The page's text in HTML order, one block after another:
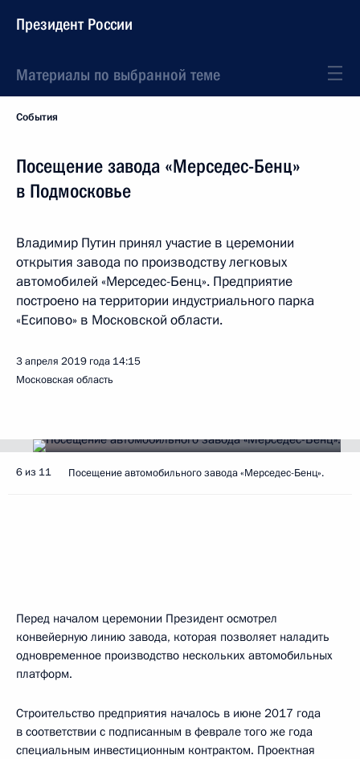
Президент России
Материалы по выбранной теме
События
Посещение завода «Мерседес-Бенц»
в Подмосковье
Владимир Путин принял участие в церемонии
открытия завода по производству легковых
автомобилей «Мерседес-Бенц». Предприятие
построено на территории индустриального парка
«Есипово» в Московской области.
3 апреля 2019 года 14:15
Московская область
6 из 11 Посещение автомобильного завода «Мерседес-Бенц».
Перед началом церемонии Президент осмотрел
конвейерную линию завода, которая позволяет наладить
одновременное производство нескольких автомобильных
платформ.
Строительство предприятия началось в июне 2017 года
в соответствии с подписанным в феврале того же года
специальным инвестиционным контрактом. Проектная